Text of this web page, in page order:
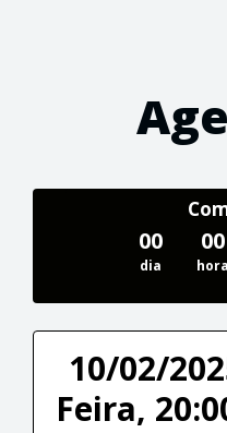
00
dia
00
hora
10/02/
Feira,